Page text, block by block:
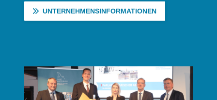
UNTERNEHMENSINFORMATIONEN